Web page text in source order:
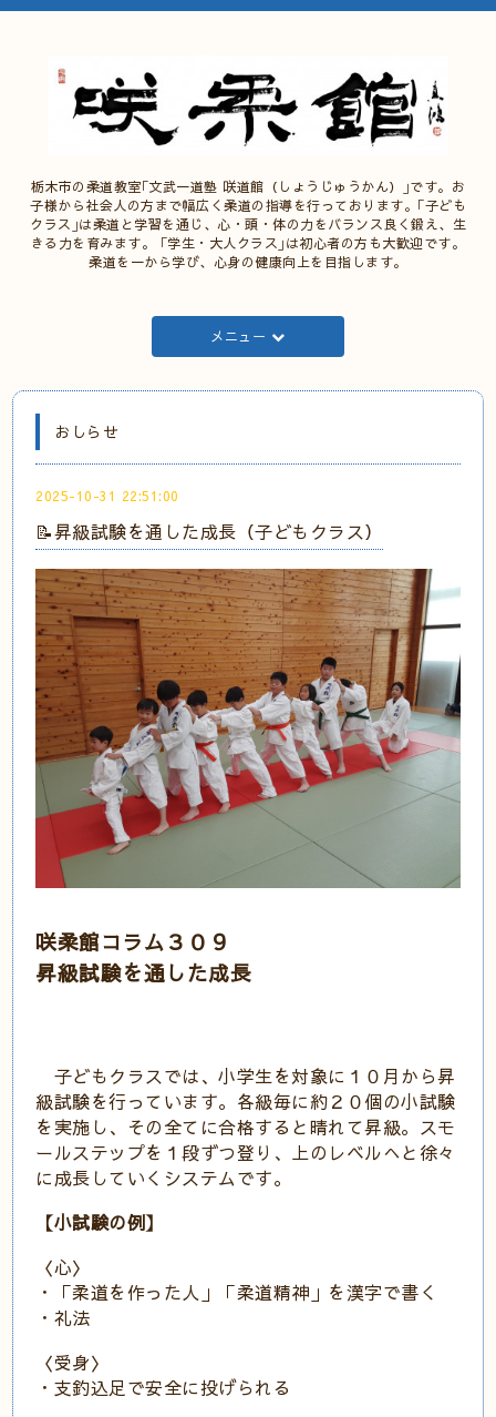
栃木市の柔道教室｢文武一道塾 咲道館（しょうじゅうかん）｣です。お
子様から社会人の方まで幅広く柔道の指導を行っております。｢子ども
クラス｣は柔道と学習を通じ、心・頭・体の力をバランス良く鍛え、生
きる力を育みます。 ｢学生・大人クラス｣は初心者の方も大歓迎です。
柔道を一から学び、心身の健康向上を目指します。
メニュー
おしらせ
2025-10-31 22:51:00
📝昇級試験を通した成長（子どもクラス）
咲柔館コラム３０９
昇級試験を通した成長
子どもクラスでは、小学生を対象に１０月から昇
級試験を行っています。各級毎に約２０個の小試験
を実施し、その全てに合格すると晴れて昇級。スモ
ールステップを１段ずつ登り、上のレベルへと徐々
に成長していくシステムです。
【小試験の例】
〈心〉
・「柔道を作った人」「柔道精神」を漢字で書く
・礼法
〈受身〉
・支釣込足で安全に投げられる